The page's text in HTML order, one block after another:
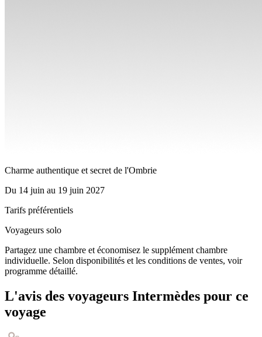
Charme authentique et secret de l'Ombrie
Du 14 juin au 19 juin 2027
Tarifs préférentiels
Voyageurs solo
Partagez une chambre et économisez le supplément chambre
individuelle. Selon disponibilités et les conditions de ventes, voir
programme détaillé.
L'avis des voyageurs Intermèdes pour ce
voyage